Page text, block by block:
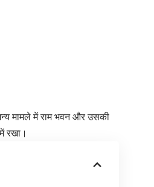
मामले में राम भवन और उसकी
रखा।